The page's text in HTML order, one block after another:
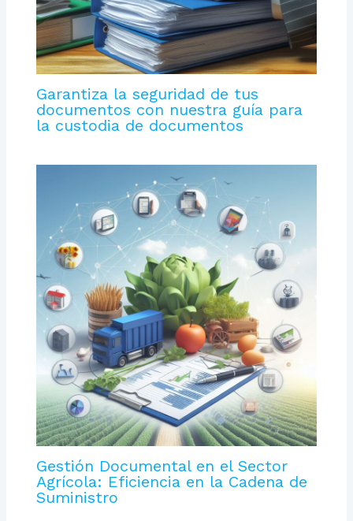
Garantiza la seguridad de tus
documentos con nuestra guía para
la custodia de documentos
Gestión Documental en el Sector
Agrícola: Eficiencia en la Cadena de
Suministro